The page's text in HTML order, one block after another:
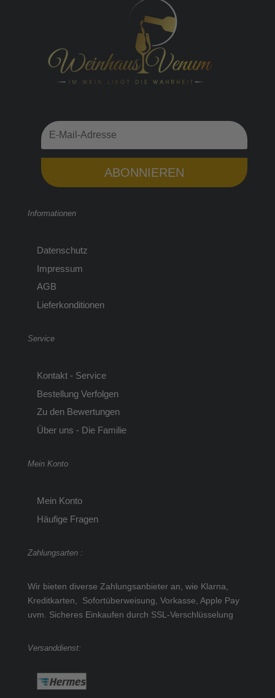
ABONNIEREN
Informationen
Datenschutz
Impressum
AGB
Lieferkonditionen
Service
Kontakt - Service
Bestellung Verfolgen
Zu den Bewertungen
Über uns - Die Familie
Mein Konto
Mein Konto
Häufige Fragen
Zahlungsarten :
Wir bieten diverse Zahlungsanbieter an, wie Klarna,
Kreditkarten, Sofortüberweisung, Vorkasse, Apple Pay
uvm. Sicheres Einkaufen durch SSL-Verschlüsselung
Versanddienst: